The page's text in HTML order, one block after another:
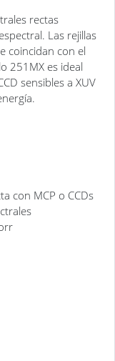
rectas
Las rejillas
coincidan con el
251MX es ideal
sensibles a XUV
con MCP o CCDs